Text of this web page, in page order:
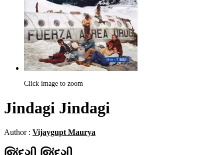
Click image to zoom
Jindagi Jindagi
Author : Vijaygupt Maurya